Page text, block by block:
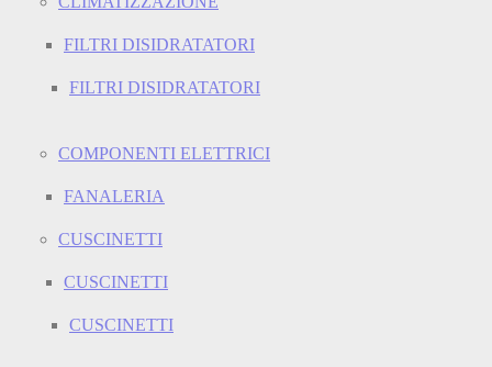
FILTRI DISIDRATATORI
FILTRI DISIDRATATORI
COMPONENTI ELETTRICI
FANALERIA
CUSCINETTI
CUSCINETTI
CUSCINETTI